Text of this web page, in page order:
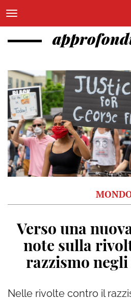
Verso una
note sulla
razzismo
Nelle rivolte contro il